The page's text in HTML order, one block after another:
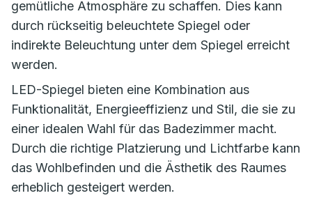
gemütliche Atmosphäre zu schaffen. Dies kann
durch rückseitig beleuchtete Spiegel oder
indirekte Beleuchtung unter dem Spiegel erreicht
werden.
LED-Spiegel bieten eine Kombination aus
Funktionalität, Energieeffizienz und Stil, die sie zu
einer idealen Wahl für das Badezimmer macht.
Durch die richtige Platzierung und Lichtfarbe kann
das Wohlbefinden und die Ästhetik des Raumes
erheblich gesteigert werden.